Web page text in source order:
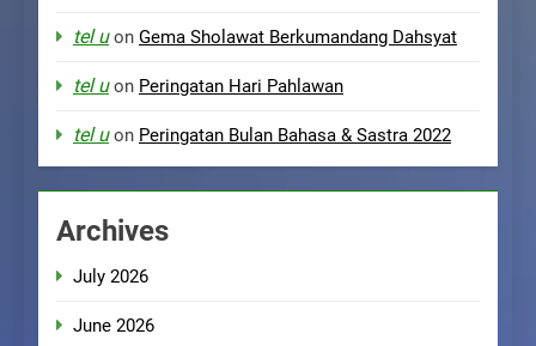
tel uon Gema Sholawat Berkumandang Dahsyat
tel uon Peringatan Hari Pahlawan
tel uon Peringatan Bulan Bahasa & Sastra 2022
Archives
July 2026
June 2026